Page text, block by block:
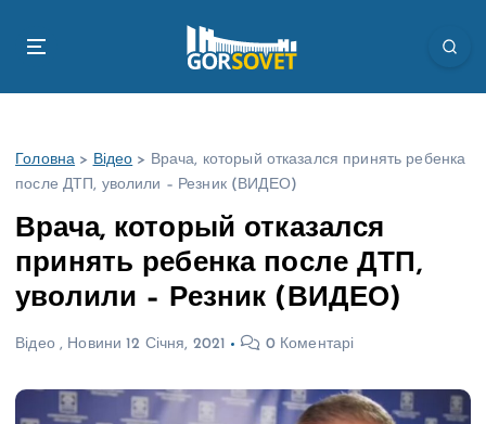
Головна > Відео > Врача, который отказался принять ребенка
после ДТП, уволили – Резник (ВИДЕО)
Врача, который отказался
принять ребенка после ДТП,
уволили – Резник (ВИДЕО)
Відео, Новини 12 Січня, 2021 0 Коментарі